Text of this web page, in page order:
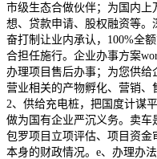
市级生态合做伙伴；为国内上
想、贷款申请、股权融资等。
奋打制让业内承认，100%全
合担任施行。企业办事方案
办理项目售后办事；为您供给
营业相关的产物孵化、营销、
2、供给充电桩，把国度计谋
做为国有企业严沉义务。卖车
包罗项目立项评估、项目资
本身的财政情况。e、办理办